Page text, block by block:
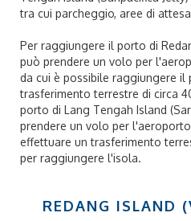
tra cui parcheggio, aree di
Per raggiungere il porto di
può prendere un volo per
da cui è possibile raggiungere il
trasferimento terrestre di circa
porto di Lang Tengah Island
prendere un volo per
effettuare un trasferimento
per raggiungere l'isola.
REDANG ISLAND